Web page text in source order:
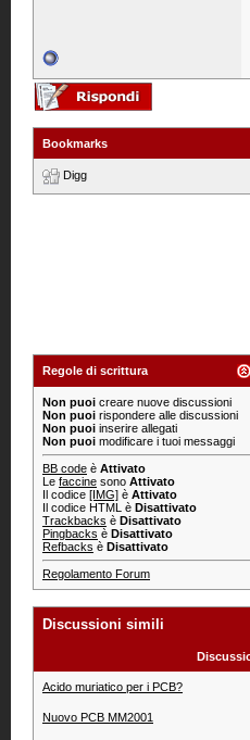
Bookmarks
Digg
Regole di scrittura
Non puoi creare nuove discussioni
Non puoi rispondere alle discussioni
Non puoi inserire allegati
Non puoi modificare i tuoi messaggi
BB code è Attivato
Le faccine sono Attivato
Il codice [IMG] è Attivato
Il codice HTML è Disattivato
Trackbacks è Disattivato
Pingbacks è Disattivato
Refbacks è Disattivato
Regolamento Forum
Discussioni simili
Acido muriatico per i PCB?
Nuovo PCB MM2001